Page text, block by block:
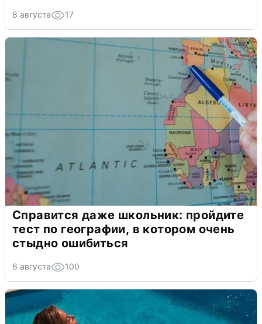
8 августа 17
Справится даже школьник: пройдите
тест по географии, в котором очень
стыдно ошибиться
6 августа 100